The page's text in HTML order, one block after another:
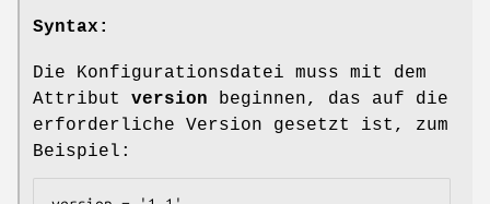
Syntax:
Die Konfigurationsdatei muss mit dem
Attribut version beginnen, das auf die
erforderliche Version gesetzt ist, zum
Beispiel: